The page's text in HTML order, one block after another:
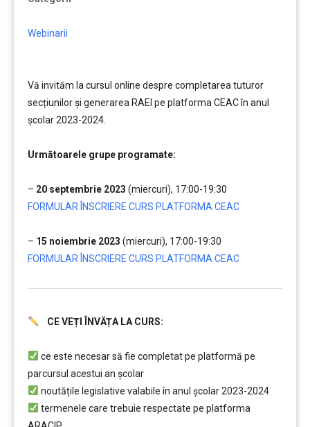
Webinarii
Vă invităm la cursul online despre completarea tuturor
secțiunilor și generarea RAEI pe platforma CEAC în anul
școlar 2023-2024.
Următoarele grupe programate:
– 20 septembrie 2023 (miercuri), 17:00-19:30
FORMULAR ÎNSCRIERE CURS PLATFORMA CEAC
– 15 noiembrie 2023 (miercuri), 17:00-19:30
FORMULAR ÎNSCRIERE CURS PLATFORMA CEAC
CE VEȚI ÎNVĂȚA LA CURS:
ce este necesar să fie completat pe platformă pe
parcursul acestui an școlar
noutățile legislative valabile în anul școlar 2023-2024
termenele care trebuie respectate pe platforma